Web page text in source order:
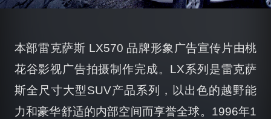
本部雷克萨斯 LX570 品牌形象广告宣传片由桃
花谷影视广告拍摄制作完成。LX系列是雷克萨
斯全尺寸大型SUV产品系列，以出色的越野能
力和豪华舒适的内部空间而享誉全球。1996年1